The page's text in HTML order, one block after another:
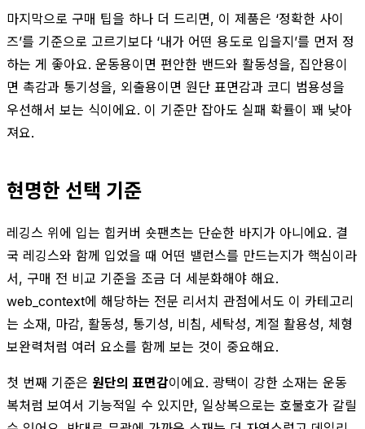
마지막으로 구매 팁을 하나 더 드리면, 이 제품은 ‘정확한 사이
즈’를 기준으로 고르기보다 ‘내가 어떤 용도로 입을지’를 먼저 정
하는 게 좋아요. 운동용이면 편안한 밴드와 활동성을, 집안용이
면 촉감과 통기성을, 외출용이면 원단 표면감과 코디 범용성을
우선해서 보는 식이에요. 이 기준만 잡아도 실패 확률이 꽤 낮아
져요.
현명한 선택 기준
레깅스 위에 입는 힙커버 숏팬츠는 단순한 바지가 아니에요. 결
국 레깅스와 함께 입었을 때 어떤 밸런스를 만드는지가 핵심이라
서, 구매 전 비교 기준을 조금 더 세분화해야 해요.
web_context에 해당하는 전문 리서치 관점에서도 이 카테고리
는 소재, 마감, 활동성, 통기성, 비침, 세탁성, 계절 활용성, 체형
보완력처럼 여러 요소를 함께 보는 것이 중요해요.
첫 번째 기준은 원단의 표면감이에요. 광택이 강한 소재는 운동
복처럼 보여서 기능적일 수 있지만, 일상복으로는 호불호가 갈릴